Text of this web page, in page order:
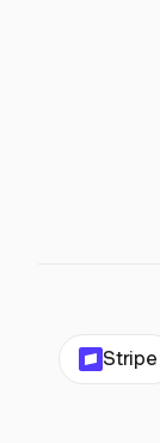
Stripe